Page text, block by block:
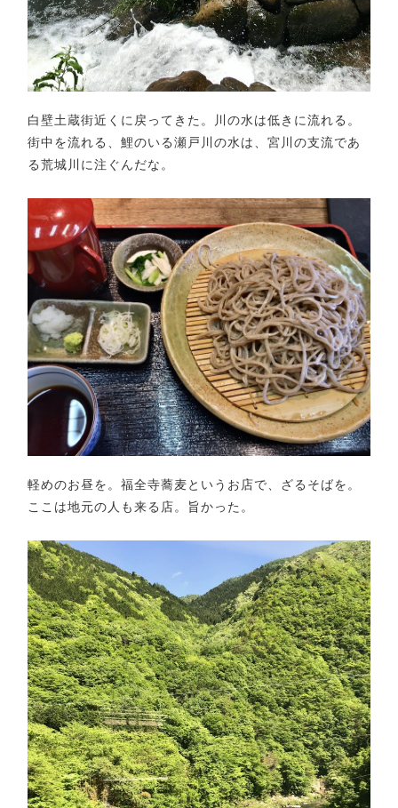
白壁土蔵街近くに戻ってきた。川の水は低きに流れる。
街中を流れる、鯉のいる瀬戸川の水は、宮川の支流であ
る荒城川に注ぐんだな。
軽めのお昼を。福全寺蕎麦というお店で、ざるそばを。
ここは地元の人も来る店。旨かった。